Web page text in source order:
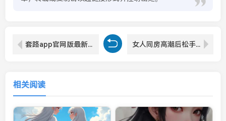
套路app官网版最新版下载：如何快速体验这款高效应用？ 女人同房高潮后松手能恢复吗：如何让女性在高潮后尽快恢复正常状态？
相关阅读